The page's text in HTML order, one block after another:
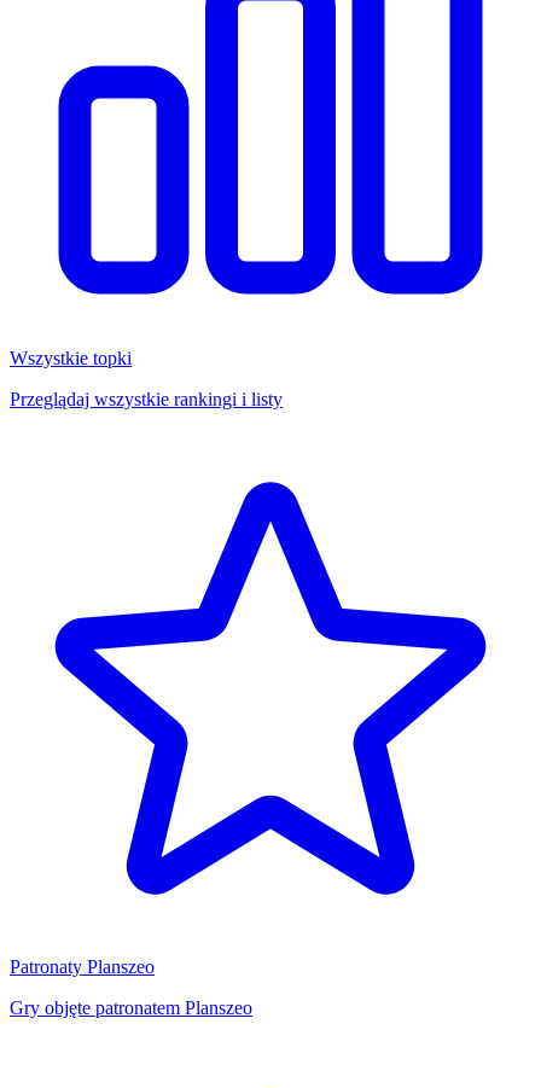
Wszystkie topki
Przeglądaj wszystkie rankingi i listy
Patronaty Planszeo
Gry objęte patronatem Planszeo